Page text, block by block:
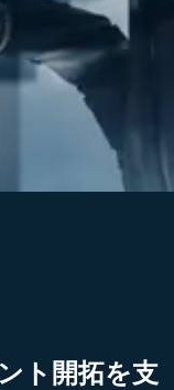
ト開拓を支